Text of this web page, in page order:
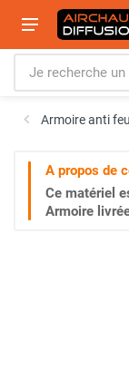
Armoire anti feu
A propos de
Ce matériel
Armoire